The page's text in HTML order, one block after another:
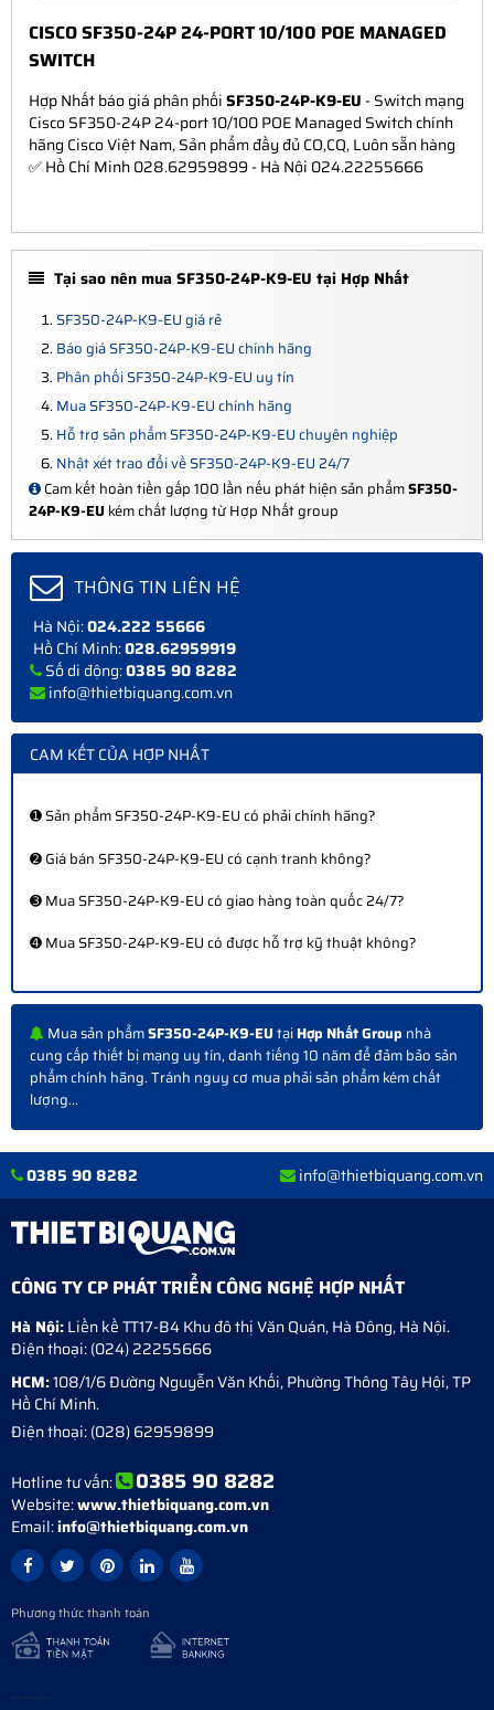
CISCO SF350-24P 24-PORT 10/100 POE MANAGED
SWITCH
Hợp Nhất báo giá phân phốiSF350-24P-K9-EU - Switch mạng
Cisco SF350-24P 24-port 10/100 POE Managed Switch chính
hãng Cisco Việt Nam, Sản phẩm đầy đủ CO,CQ, Luôn sẵn hàng
✅ Hồ Chí Minh 028.62959899 - Hà Nội 024.22255666
Tại sao nên mua SF350-24P-K9-EU tại Hợp Nhất
SF350-24P-K9-EU giá rẻ
Báo giá SF350-24P-K9-EU chính hãng
Phân phối SF350-24P-K9-EU uy tín
Mua SF350-24P-K9-EU chính hãng
Hỗ trợ sản phẩm SF350-24P-K9-EU chuyên nghiệp
Nhật xét trao đổi về SF350-24P-K9-EU 24/7
Cam kết hoàn tiền gấp 100 lần nếu phát hiện sản phẩmSF350-
24P-K9-EU kém chất lượng từ Hợp Nhất group
THÔNG TIN LIÊN HỆ
Hà Nội:024.222 55666
Hồ Chí Minh:028.62959919
Số di động:0385 90 8282
info@thietbiquang.com.vn
CAM KẾT CỦA HỢP NHẤT
➊ Sản phẩm SF350-24P-K9-EU có phải chính hãng?
➋ Giá bán SF350-24P-K9-EU có cạnh tranh không?
➌ Mua SF350-24P-K9-EU có giao hàng toàn quốc 24/7?
➍ Mua SF350-24P-K9-EU có được hỗ trợ kỹ thuật không?
Mua sản phẩmSF350-24P-K9-EUtạiHợp Nhất Group nhà
cung cấp thiết bị mạng uy tín, danh tiếng 10 năm để đảm bảo sản
phẩm chính hãng. Tránh nguy cơ mua phải sản phẩm kém chất
lượng...
0385 90 8282 info@thietbiquang.com.vn
CÔNG TY CP PHÁT TRIỂN CÔNG NGHỆ HỢP NHẤT
Hà Nội:Liền kề TT17-B4 Khu đô thị Văn Quán,Hà Đông,Hà Nội.
Điện thoại:(024) 22255666
HCM:108/1/6 Đường Nguyễn Văn Khối, Phường Thông Tây Hội, TP
Hồ Chí Minh.
Điện thoại:(028) 62959899
Hotline tư vấn: 0385 90 8282
Website:www.thietbiquang.com.vn
Email:info@thietbiquang.com.vn
Phương thức thanh toán